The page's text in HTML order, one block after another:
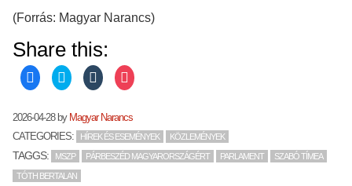
(Forrás: Magyar Narancs)
Share this:
C
l
k
t
o
s
h
a
r
e
C
l
k
t
o
s
h
a
r
e
C
l
k
t
o
s
h
a
C
l
k
t
o
s
h
a
2026-04-28by Magyar Narancs
CATEGORIES:
HÍREK ÉS ESEMÉNYEK KÖZLEMÉNYEK
TAGGS: MSZP PÁRBESZÉD MAGYARORSZÁGÉRT PARLAMENT SZABÓ TÍMEA
TÓTH BERTALAN